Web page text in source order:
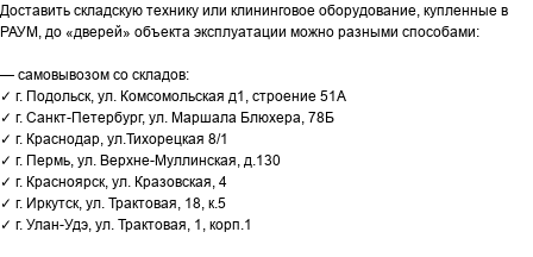
Доставить складскую технику или клининговое оборудование, купленные в
РАУМ, до «дверей» объекта эксплуатации можно разными способами:
— самовывозом со складов:
✓ г. Подольск, ул. Комсомольская д1, строение 51А
✓ г. Санкт-Петербург, ул. Маршала Блюхера, 78Б
✓ г. Краснодар, ул.Тихорецкая 8/1
✓ г. Пермь, ул. Верхне-Муллинская, д.130
✓ г. Красноярск, ул. Кразовская, 4
✓ г. Иркутск, ул. Трактовая, 18, к.5
✓ г. Улан-Удэ, ул. Трактовая, 1, корп.1